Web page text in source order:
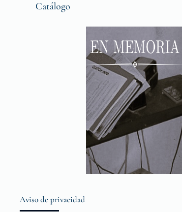
Catálogo
Aviso de privacidad